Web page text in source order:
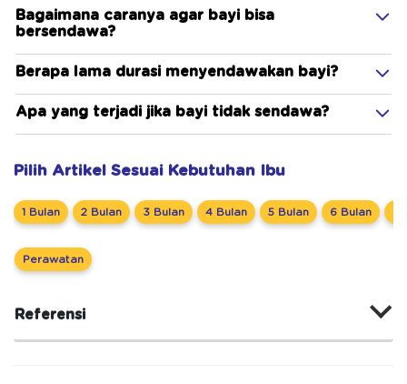
Bagaimana caranya agar bayi bisa
bersendawa?
Berapa lama durasi menyendawakan bayi?
Apa yang terjadi jika bayi tidak sendawa?
Pilih Artikel Sesuai Kebutuhan Ibu
1 Bulan 2 Bulan 3 Bulan 4 Bulan 5 Bulan 6 Bulan
Perawatan
Referensi